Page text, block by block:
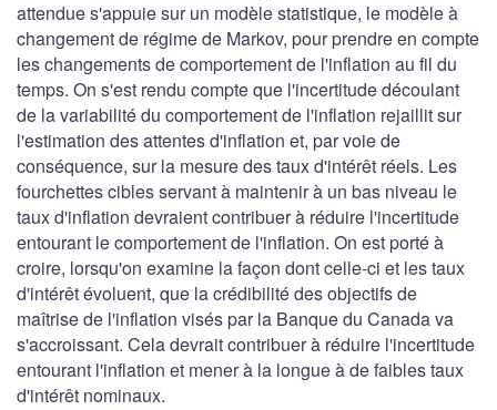
attendue s'appuie sur un modèle statistique, le modèle à
changement de régime de Markov, pour prendre en compte
les changements de comportement de l'inflation au fil du
temps. On s'est rendu compte que l'incertitude découlant
de la variabilité du comportement de l'inflation rejaillit sur
l'estimation des attentes d'inflation et, par voie de
conséquence, sur la mesure des taux d'intérêt réels. Les
fourchettes cibles servant à maintenir à un bas niveau le
taux d'inflation devraient contribuer à réduire l'incertitude
entourant le comportement de l'inflation. On est porté à
croire, lorsqu'on examine la façon dont celle-ci et les taux
d'intérêt évoluent, que la crédibilité des objectifs de
maîtrise de l'inflation visés par la Banque du Canada va
s'accroissant. Cela devrait contribuer à réduire l'incertitude
entourant l'inflation et mener à la longue à de faibles taux
d'intérêt nominaux.